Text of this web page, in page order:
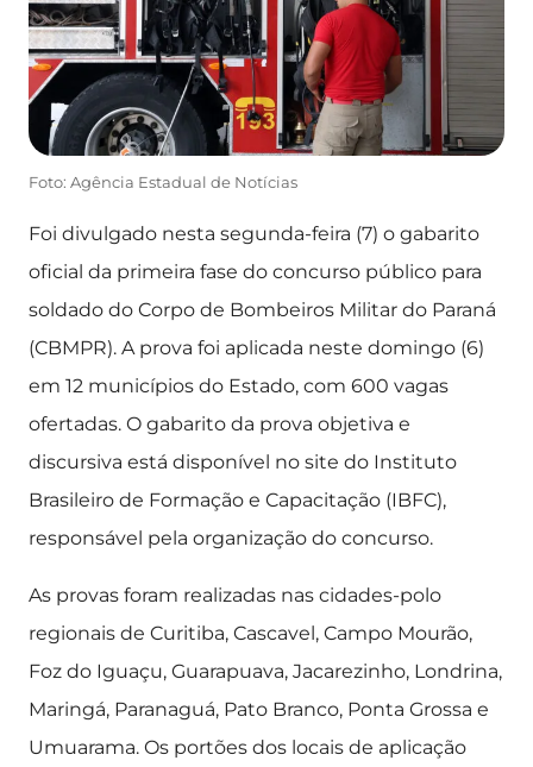
Foto: Agência Estadual de Notícias
Foi divulgado nesta segunda-feira (7) o gabarito
oficial da primeira fase do concurso público para
soldado do Corpo de Bombeiros Militar do Paraná
(CBMPR). A prova foi aplicada neste domingo (6)
em 12 municípios do Estado, com 600 vagas
ofertadas. O gabarito da prova objetiva e
discursiva está disponível no site do Instituto
Brasileiro de Formação e Capacitação (IBFC),
responsável pela organização do concurso.
As provas foram realizadas nas cidades-polo
regionais de Curitiba, Cascavel, Campo Mourão,
Foz do Iguaçu, Guarapuava, Jacarezinho, Londrina,
Maringá, Paranaguá, Pato Branco, Ponta Grossa e
Umuarama. Os portões dos locais de aplicação